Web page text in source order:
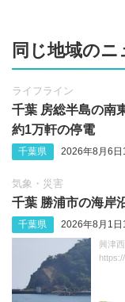
同じ地域のニ
ライフライン
千葉 房総半島の南
約1万軒の停電
千葉県 2026年8月6日
気象・災害
千葉 勝浦市の海岸
千葉県 2026年8月1日
興津